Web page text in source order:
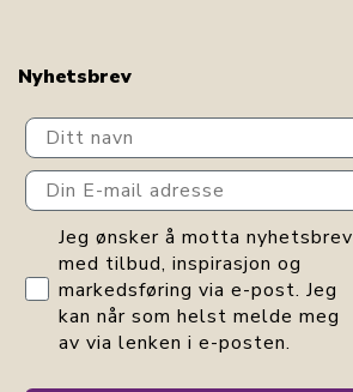
Nyhetsbrev
Ditt navn
Din E-mail adresse
GDPR consent
Jeg ønsker å motta nyhetsbrev
med tilbud, inspirasjon og
markedsføring via e-post. Jeg
kan når som helst melde meg
av via lenken i e-posten.